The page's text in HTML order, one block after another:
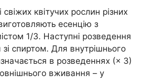
свіжих квітучих рослин різних
есенцію з
1/3. Наступні розведення
спиртом. Для внутрішнього
в розведеннях (× 3)
вживання – у